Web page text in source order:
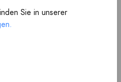
Sie in unserer